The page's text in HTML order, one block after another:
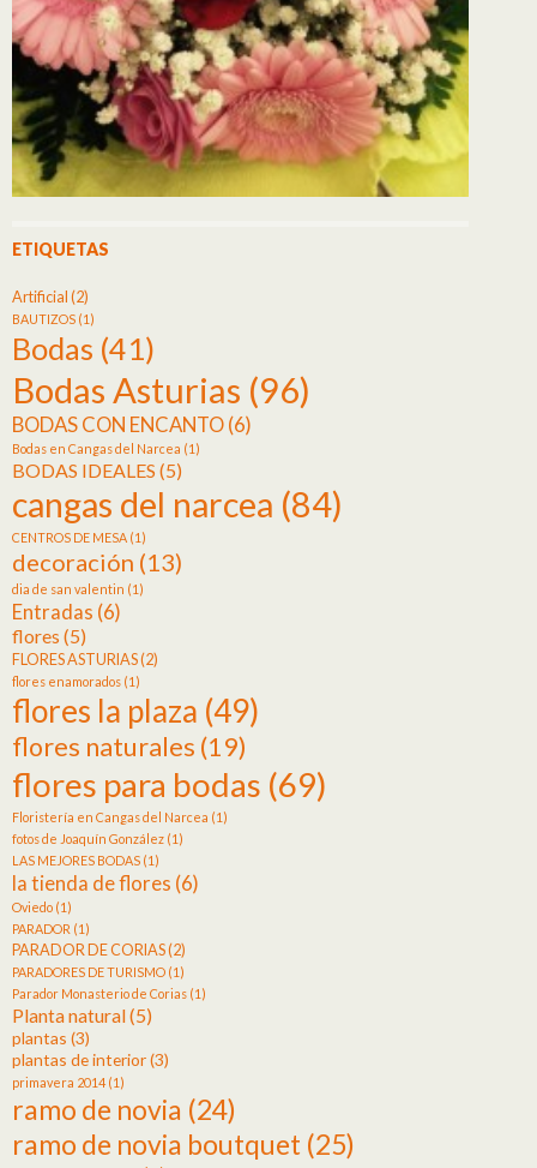
ETIQUETAS
Artificial (2)
BAUTIZOS (1)
Bodas (41)
Bodas Asturias (96)
BODAS CON ENCANTO(6)
Bodas en Cangas del Narcea (1)
BODAS IDEALES (5)
cangas del narcea (84)
CENTROS DE MESA (1)
decoración (13)
dia de san valentin (1)
Entradas (6)
flores (5)
FLORES ASTURIAS(2)
flores enamorados (1)
flores la plaza (49)
flores naturales (19)
flores para bodas (69)
Floristería en Cangas del Narcea (1)
fotos de Joaquín González (1)
LAS MEJORES BODAS (1)
la tienda de flores (6)
Oviedo (1)
PARADOR (1)
PARADOR DE CORIAS(2)
PARADORES DE TURISMO (1)
Parador Monasterio de Corias (1)
Planta natural(5)
plantas (3)
plantas de interior(3)
primavera 2014(1)
ramo de novia (24)
ramo de novia boutquet (25)